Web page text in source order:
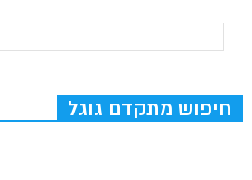
חיפוש מתקדם גוגל